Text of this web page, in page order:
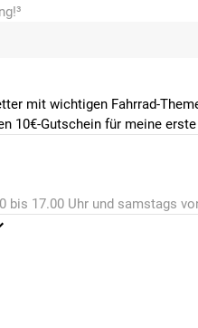
mit wichtigen Fahrrad-
10€-Gutschein für meine erste
17.00 Uhr und samstags